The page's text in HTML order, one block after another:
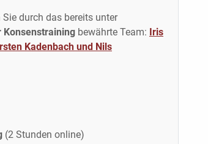
Sie durch das bereits unter
bewährte Team: Iris
Kadenbach und Nils
(2 Stunden online)